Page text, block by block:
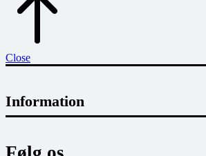
Close
Information